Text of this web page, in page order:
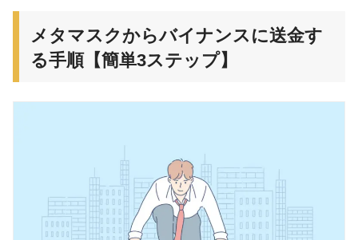
メタマスクからバイナンスに送金す
る手順【簡単3ステップ】